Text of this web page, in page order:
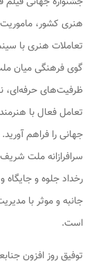
هنری کشور،
تعاملات هنری با
گوی فرهنگی میان
ظرفیت‌های حرفه‌ای،
تعامل فعال با
جهانی را فراهم
سرافرازانه ملت
رخداد جلوه و
جانبه و موثر با
است.
توفیق روز افزون